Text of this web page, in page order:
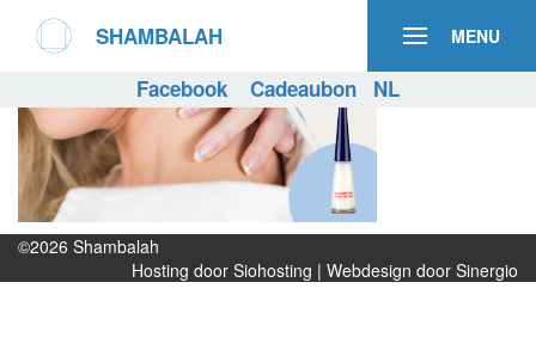
SHAMBALAH MENU
Facebook Cadeaubon NL
©2026 Shambalah
Hosting door Siohosting | Webdesign door Sinergio